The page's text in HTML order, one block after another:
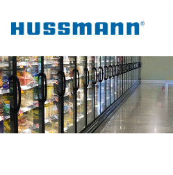
Display
Convenience
Cool